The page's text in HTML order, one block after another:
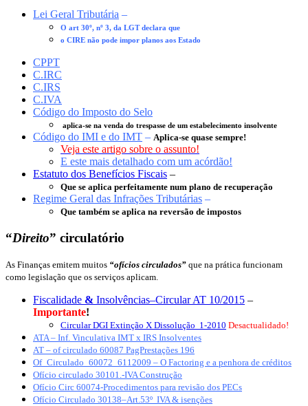
Lei Geral Tributária –
O art 30º, nº 3, da LGT declara que
o CIRE não pode impor planos aos Estado
CPPT
C.IRC
C.IRS
C.IVA
Código do Imposto do Selo
aplica-se na venda do trespasse de um estabelecimento insolvente
Código do IMI e do IMT – Aplica-se quase sempre!
Veja este artigo sobre o assunto!
E este mais detalhado com um acórdão!
Estatuto dos Benefícios Fiscais –
Que se aplica perfeitamente num plano de recuperação
Regime Geral das Infrações Tributárias –
Que também se aplica na reversão de impostos
“Direito” circulatório
As Finanças emitem muitos “ofícios circulados” que na prática funcionam
como legislação que os serviços aplicam.
Fiscalidade & Insolvências–Circular AT 10/2015 –
Importante!
Circular DGI Extinção X Dissolução 1-2010 Desactualidado!
ATA – Inf. Vinculativa IMT x IRS Insolventes
AT – of circulado 60087 PagPrestações 196
Of_Circulado_60072_6112009 – O Factoring e a penhora de créditos
Ofício circulado 30101.-IVA Construção
Ofício Circ 60074-Procedimentos para revisão dos PECs
Ofício Circulado 30138–Art.53º IVA & isenções